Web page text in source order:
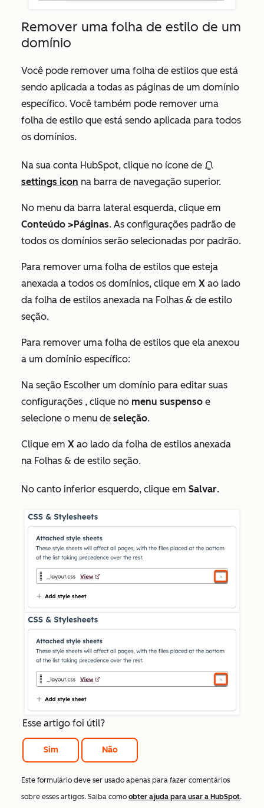
Remover uma folha de estilo de um
domínio
Você pode remover uma folha de estilos que está
sendo aplicada a todas as páginas de um domínio
específico. Você também pode remover uma
folha de estilo que está sendo aplicada para todos
os domínios.
Na sua conta HubSpot, clique no ícone de
settings icon na barra de navegação superior.
No menu da barra lateral esquerda, clique em
Conteúdo >Páginas. As configurações padrão de
todos os domínios serão selecionadas por padrão.
Para remover uma folha de estilos que esteja
anexada a todos os domínios, clique em X ao lado
da folha de estilos anexada na Folhas & de estilo
seção.
Para remover uma folha de estilos que ela anexou
a um domínio específico:
Na seção Escolher um domínio para editar suas
configurações , clique no menu suspenso e
selecione o menu de seleção.
Clique em X ao lado da folha de estilos anexada
na Folhas & de estilo seção.
No canto inferior esquerdo, clique em Salvar.
Esse artigo foi útil?
Sim Não
Este formulário deve ser usado apenas para fazer comentários
sobre esses artigos. Saiba como obter ajuda para usar a HubSpot.